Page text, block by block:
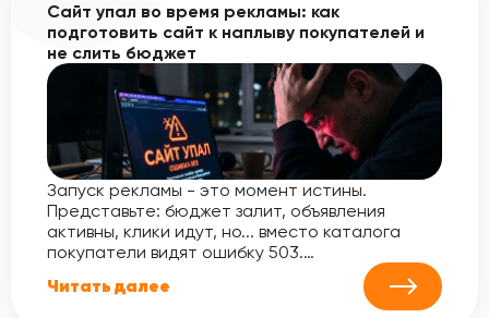
Сайт упал во время рекламы: как
подготовить сайт к наплыву покупателей и
не слить бюджет
Запуск рекламы - это момент истины.
Представьте: бюджет залит, объявления
активны, клики идут, но... вместо каталога
покупатели видят ошибку 503.…
Читать далее